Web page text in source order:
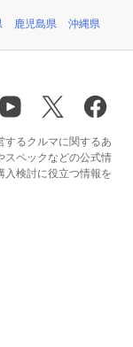
鹿児島県 沖縄県
するクルマに関するあ
スペックなどの公式情
入検討に役立つ情報を